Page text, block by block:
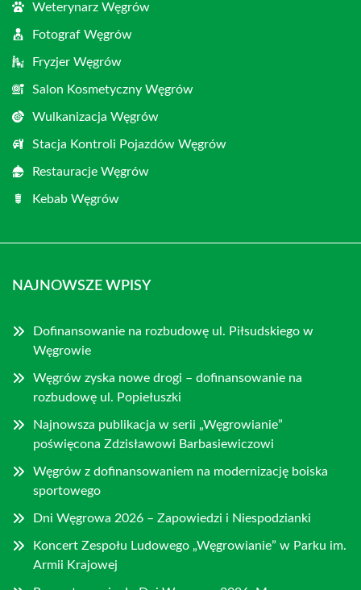
Weterynarz Węgrów
Fotograf Węgrów
Fryzjer Węgrów
Salon Kosmetyczny Węgrów
Wulkanizacja Węgrów
Stacja Kontroli Pojazdów Węgrów
Restauracje Węgrów
Kebab Węgrów
NAJNOWSZE WPISY
Dofinansowanie na rozbudowę ul. Piłsudskiego w
Węgrowie
Węgrów zyska nowe drogi – dofinansowanie na
rozbudowę ul. Popiełuszki
Najnowsza publikacja w serii „Węgrowianie”
poświęcona Zdzisławowi Barbasiewiczowi
Węgrów z dofinansowaniem na modernizację boiska
sportowego
Dni Węgrowa 2026 – Zapowiedzi i Niespodzianki
Koncert Zespołu Ludowego „Węgrowianie” w Parku im.
Armii Krajowej